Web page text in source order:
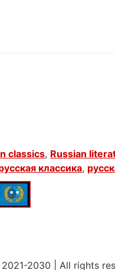
classics, Russian
классика,
2030 All rights